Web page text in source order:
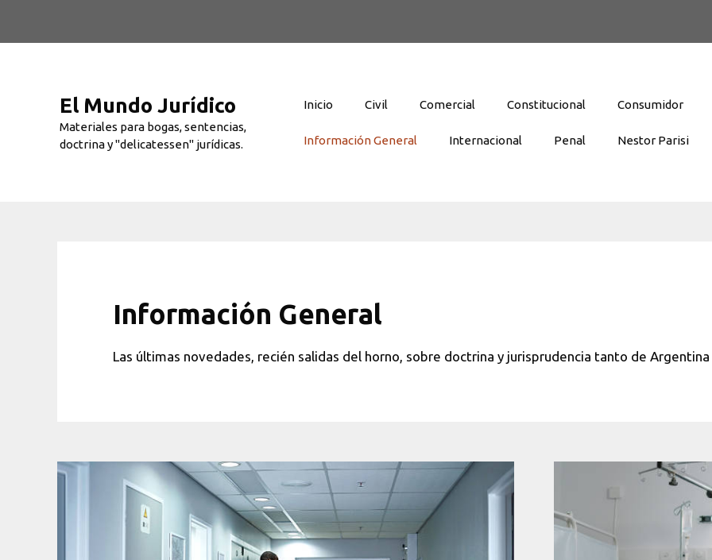
El Mundo Jurídico
Materiales para bogas, sentencias,
doctrina y "delicatessen" jurídicas.
Inicio Civil Comercial Constitucional Consumidor
Información General Internacional Penal Nestor Parisi
Información General
Las últimas novedades, recién salidas del horno, sobre doctrina y jurisprudencia tanto de